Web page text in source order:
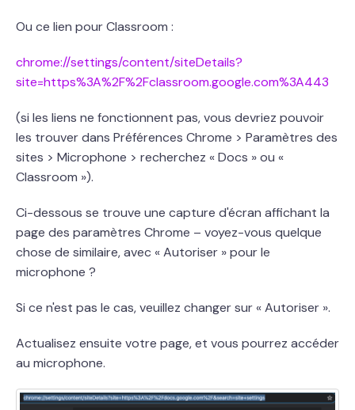
Ou ce lien pour Classroom :
chrome://settings/content/siteDetails?
site=https%3A%2F%2Fclassroom.google.com%3A443
(si les liens ne fonctionnent pas, vous devriez pouvoir
les trouver dans Préférences Chrome > Paramètres des
sites > Microphone > recherchez « Docs » ou «
Classroom »).
Ci-dessous se trouve une capture d'écran affichant la
page des paramètres Chrome – voyez-vous quelque
chose de similaire, avec « Autoriser » pour le
microphone ?
Si ce n'est pas le cas, veuillez changer sur « Autoriser ».
Actualisez ensuite votre page, et vous pourrez accéder
au microphone.